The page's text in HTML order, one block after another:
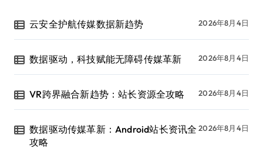
云安全护航传媒数据新趋势 2026年8月4日
数据驱动，科技赋能无障碍传媒革新 2026年8月4日
VR跨界融合新趋势：站长资源全攻略 2026年8月4日
数据驱动传媒革新：Android站长资讯全
攻略
2026年8月4日